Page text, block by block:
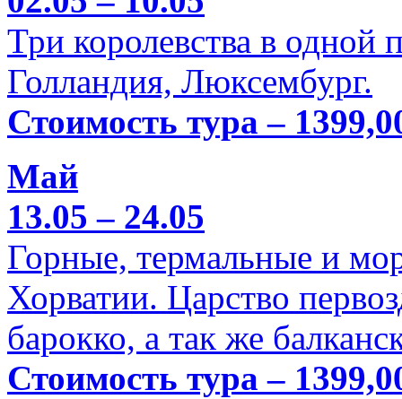
Три королевства в одной
Голландия, Люксембург.
Стоимость тура –
Май
13.05 – 24.05
Горные, термальные и
Хорватии. Царство
барокко, а так же
Стоимость тура –